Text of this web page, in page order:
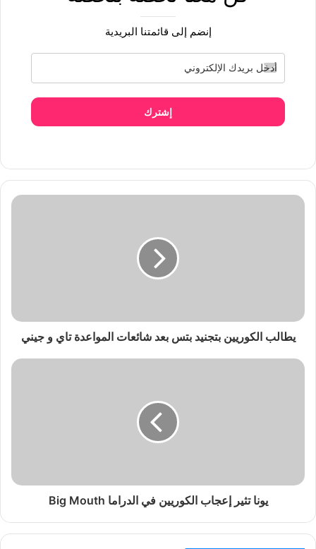
إنضم إلى قائمتنا البريدية
إشترك
يطالب الكوريين بتجنيد بتس بعد شائعات المواعدة تاي و جيني
يونا تثير إعجاب الكوريين في الدراما Big Mouth